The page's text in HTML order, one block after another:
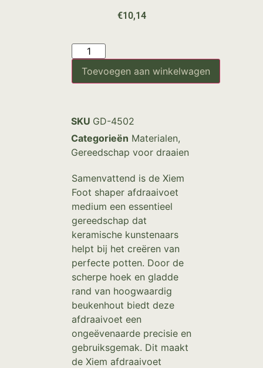
€10,14
Toevoegen aan winkelwagen
SKU GD-4502
Categorieën Materialen,
Gereedschap voor draaien
Samenvattend is de Xiem
Foot shaper afdraaivoet
medium een essentieel
gereedschap dat
keramische kunstenaars
helpt bij het creëren van
perfecte potten. Door de
scherpe hoek en gladde
rand van hoogwaardig
beukenhout biedt deze
afdraaivoet een
ongeëvenaarde precisie en
gebruiksgemak. Dit maakt
de Xiem afdraaivoet